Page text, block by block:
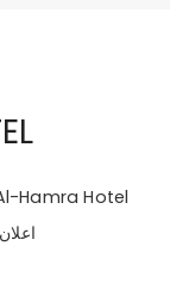
Hamra Hotel